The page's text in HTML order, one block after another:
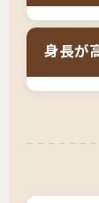
説明書
す。
小学生
小柄
大きく
ダブル
先する
チェス
仕様の
たい場
スやチ
身長が
165cm
す。小